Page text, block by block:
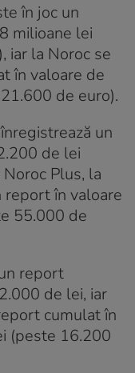
în joc un
milioane lei
iar la Noroc se
în valoare de
de euro).
un
de lei
Plus, la
report în valoare
55.000 de
report
de lei, iar
cumulat în
(peste 16.200